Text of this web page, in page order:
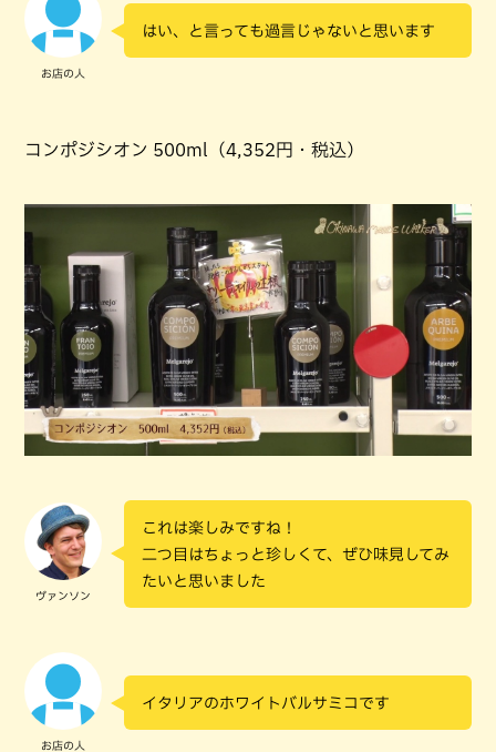
お店の人
はい、と言っても過言じゃないと思います
コンポジシオン 500ml（4,352円・税込）
ヴァンソン
これは楽しみですね！
二つ目はちょっと珍しくて、ぜひ味見してみ
たいと思いました
お店の人
イタリアのホワイトバルサミコです